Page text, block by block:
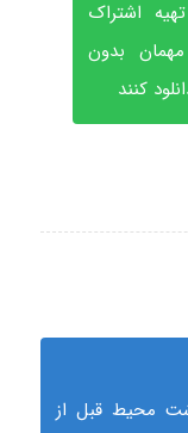
اشتراک
بدون
کنند
محیط قبل از